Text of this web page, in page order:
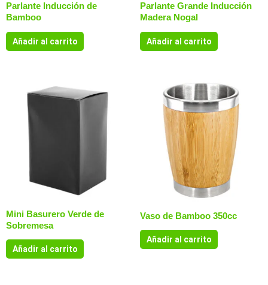
Parlante Inducción de
Bamboo
Añadir al carrito
Parlante Grande Inducción
Madera Nogal
Añadir al carrito
Mini Basurero Verde de
Sobremesa
Añadir al carrito
Vaso de Bamboo 350cc
Añadir al carrito